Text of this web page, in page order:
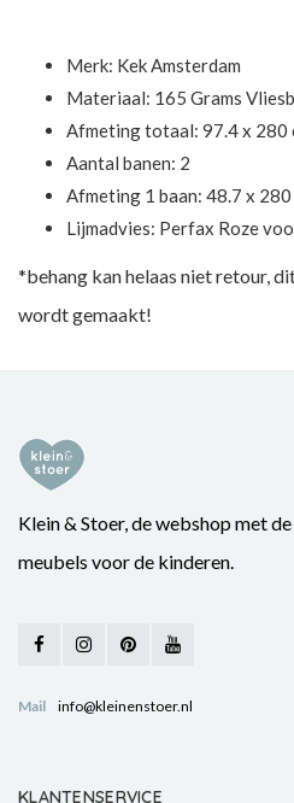
Merk: Kek Amsterdam
Materiaal: 165 Grams
Afmeting totaal: 97.4 x 280
Aantal banen: 2
Afmeting 1 baan: 48.7 x 280
Lijmadvies: Perfax Roze
*behang kan helaas niet retour,
wordt gemaakt!
Klein & Stoer, de webshop met
meubels voor de kinderen.
Mail info@kleinenstoer.nl
KLANTENSERVICE